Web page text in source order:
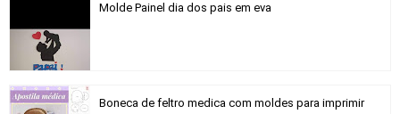
Molde Painel dia dos pais em eva
Boneca de feltro medica com moldes para imprimir